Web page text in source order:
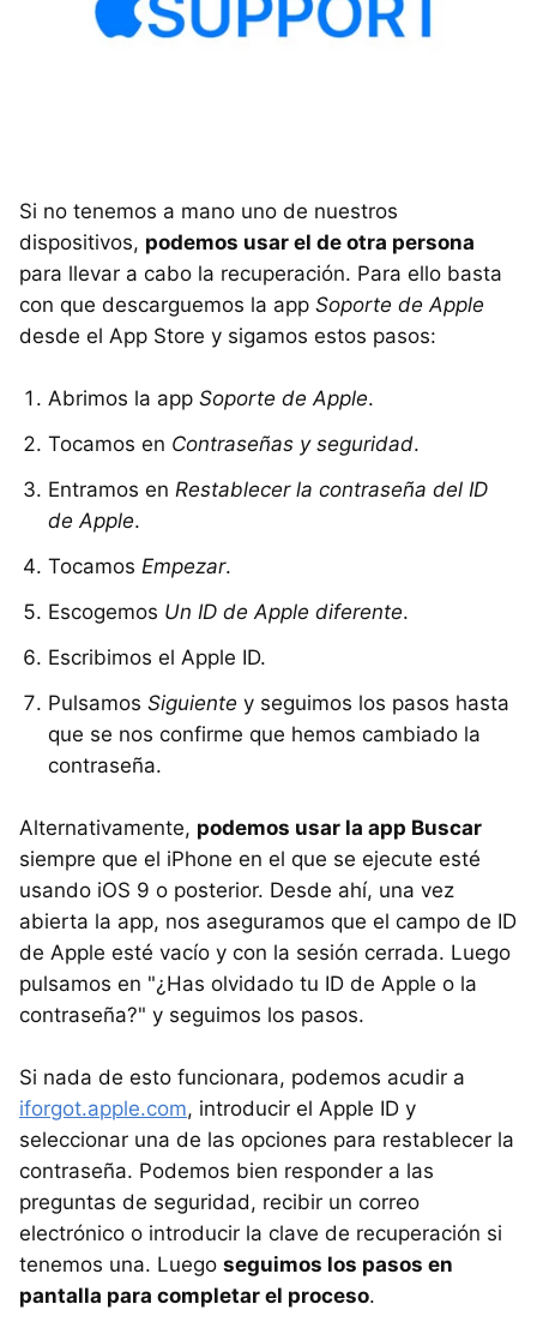
Si no tenemos a mano uno de nuestros
dispositivos, podemos usar el de otra persona
para llevar a cabo la recuperación. Para ello basta
con que descarguemos la app Soporte de Apple
desde el App Store y sigamos estos pasos:
Abrimos la app Soporte de Apple.
Tocamos en Contraseñas y seguridad.
Entramos en Restablecer la contraseña del ID
de Apple.
Tocamos Empezar.
Escogemos Un ID de Apple diferente.
Escribimos el Apple ID.
Pulsamos Siguiente y seguimos los pasos hasta
que se nos confirme que hemos cambiado la
contraseña.
Alternativamente, podemos usar la app Buscar
siempre que el iPhone en el que se ejecute esté
usando iOS 9 o posterior. Desde ahí, una vez
abierta la app, nos aseguramos que el campo de ID
de Apple esté vacío y con la sesión cerrada. Luego
pulsamos en "¿Has olvidado tu ID de Apple o la
contraseña?" y seguimos los pasos.
Si nada de esto funcionara, podemos acudir a
iforgot.apple.com, introducir el Apple ID y
seleccionar una de las opciones para restablecer la
contraseña. Podemos bien responder a las
preguntas de seguridad, recibir un correo
electrónico o introducir la clave de recuperación si
tenemos una. Luego seguimos los pasos en
pantalla para completar el proceso.